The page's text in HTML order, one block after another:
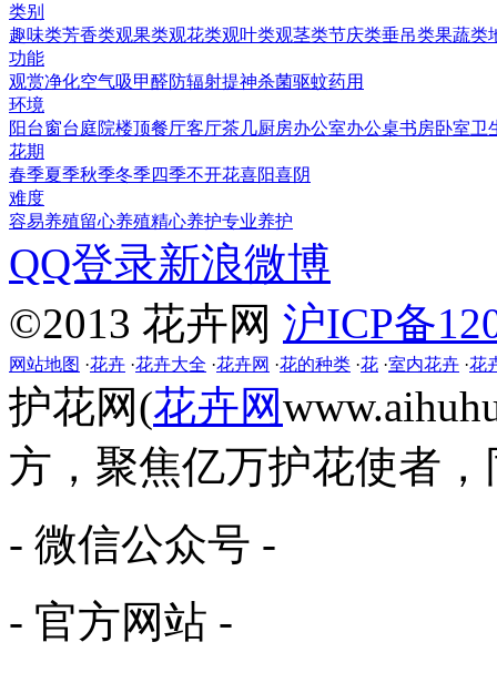
类别
趣味类芳香类观果类观花类观叶类观茎类节庆类垂吊类果蔬类
功能
观赏净化空气吸甲醛防辐射提神杀菌驱蚊药用
环境
阳台窗台庭院楼顶餐厅客厅茶几厨房办公室办公桌书房卧室卫
花期
春季夏季秋季冬季四季不开花喜阳喜阴
难度
容易养殖留心养殖精心养护专业养护
QQ登录新浪微博
©2013 花卉网 沪ICP备
网站地图 ·花卉 ·花卉大全 ·花卉网 ·花的种类 ·花 ·室内花卉 ·花
护花网(花卉网
方，聚焦亿万护花使者
- 微信公众号 -
- 官方网站 -